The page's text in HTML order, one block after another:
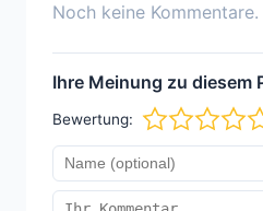
Noch keine
Ihre Meinung zu diesem
Bewertung: